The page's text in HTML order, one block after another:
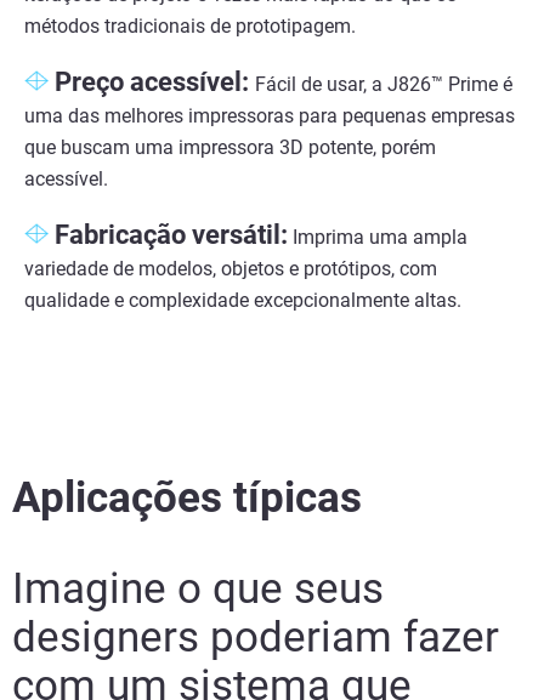
métodos tradicionais de prototipagem.
Preço acessível: Fácil de usar, a J826™ Prime é
uma das melhores impressoras para pequenas empresas
que buscam uma impressora 3D potente, porém
acessível.
Fabricação versátil: Imprima uma ampla
variedade de modelos, objetos e protótipos, com
qualidade e complexidade excepcionalmente altas.
Aplicações típicas
Imagine o que seus
designers poderiam fazer
com um sistema que